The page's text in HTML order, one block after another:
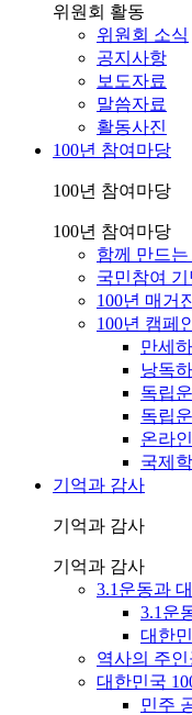
위원회 활동
위원회 소식
공지사항
보도자료
말씀자료
활동사진
100년 참여마당
100년 참여마당
100년 참여마당
함께 만드
국민참여
100년 매거
100년 캠페
만세
낭독
독립
독립
온라
국제
기억과 감사
기억과 감사
기억과 감사
3.1운동과
3.1운
대한
역사의 주
대한민국
민주